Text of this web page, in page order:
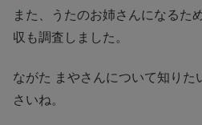
また、うたのお姉さんになるた
収も調査しました。
ながた まやさんについて知りた
さいね。